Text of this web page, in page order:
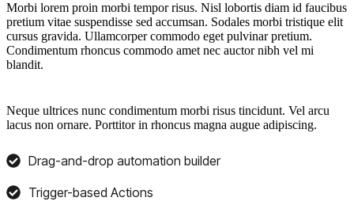
Morbi lorem proin morbi tempor risus. Nisl lobortis diam id faucibus
pretium vitae suspendisse sed accumsan. Sodales morbi tristique elit
cursus gravida. Ullamcorper commodo eget pulvinar pretium.
Condimentum rhoncus commodo amet nec auctor nibh vel mi
blandit.
Neque ultrices nunc condimentum morbi risus tincidunt. Vel arcu
lacus non ornare. Porttitor in rhoncus magna augue adipiscing.
Drag-and-drop automation builder
Trigger-based Actions